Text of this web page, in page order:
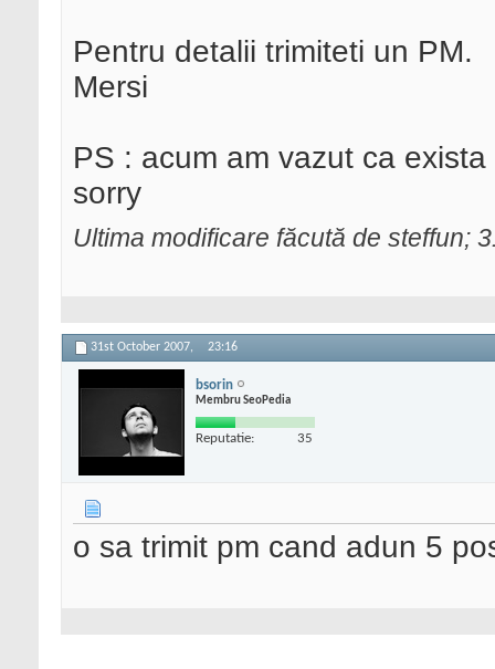
Pentru detalii trimiteti un PM.
Mersi
PS : acum am vazut ca
sorry
Ultima modificare făcută de steffun;
31st October 2007, 23:16
bsorin
Membru SeoPedia
Reputatie: 35
o sa trimit pm cand adun 5